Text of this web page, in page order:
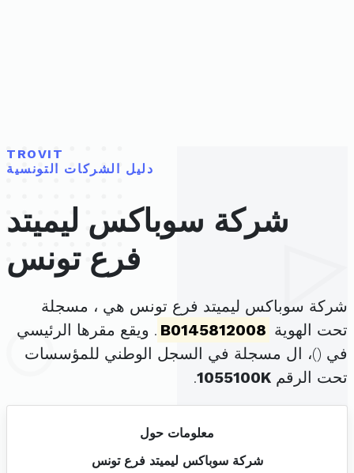
TROVIT
دليل الشركات التونسية
شركة سوباكس ليميتد
فرع تونس
شركة سوباكس ليميتد فرع تونس هي ، مسجلة
تحت الهوية B0145812008 . ويقع مقرها الرئيسي
في ()، ال مسجلة في السجل الوطني للمؤسسات
تحت الرقم 1055100K
.
معلومات حول
شركة سوباكس ليميتد فرع تونس